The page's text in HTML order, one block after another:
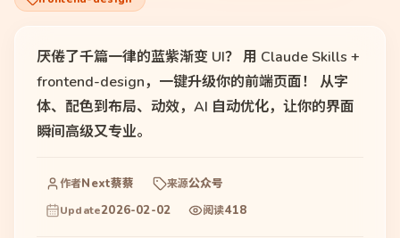
厌倦了千篇一律的蓝紫渐变 UI？ 用 Claude Skills +
frontend-design，一键升级你的前端页面！ 从字
体、配色到布局、动效，AI 自动优化，让你的界面
瞬间高级又专业。
作者Next蔡蔡 来源公众号
Update2026-02-02 阅读418